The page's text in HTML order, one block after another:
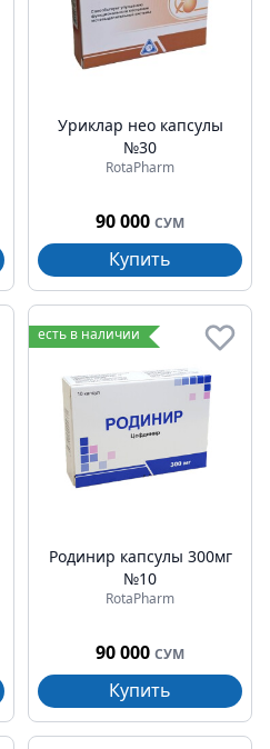
Уриклар нео капсулы
№30
RotaPharm
90 000 СУМ
Купить
есть в наличии
Родинир капсулы 300мг
№10
RotaPharm
90 000 СУМ
Купить